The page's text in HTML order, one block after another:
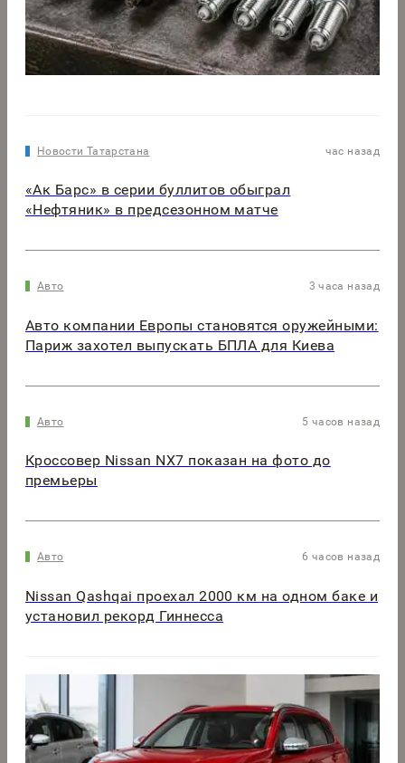
Новости Татарстана час назад
«Ак Барс» в серии буллитов обыграл
«Нефтяник» в предсезонном матче
Авто 3 часа назад
Авто компании Европы становятся оружейными:
Париж захотел выпускать БПЛА для Киева
Авто 5 часов назад
Кроссовер Nissan NX7 показан на фото до
премьеры
Авто 6 часов назад
Nissan Qashqai проехал 2000 км на одном баке и
установил рекорд Гиннесса